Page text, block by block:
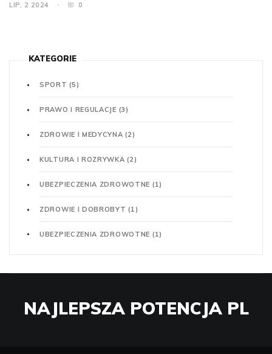
LIP, 2 2024 0
KATEGORIE
SPORT(5)
PRAWO I REGULACJE (3)
ZDROWIE I MEDYCYNA(2)
KULTURA I ROZRYWKA(2)
UBEZPIECZENIA ZDROWOTNE (1)
ZDROWIE I DOBROBYT(1)
UBEZPIECZENIA ZDROWOTNE (1)
NAJLEPSZA POTENCJA PL